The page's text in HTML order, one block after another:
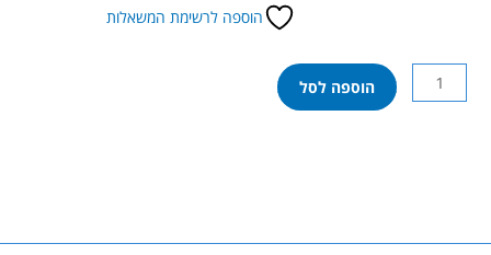
הוספה לרשימת המשאלות
כמות
של
סולם
הוספה לסל